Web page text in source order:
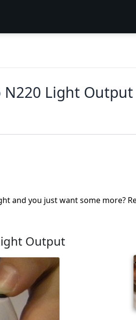
N220 Light Output
and you just want some more?
Output